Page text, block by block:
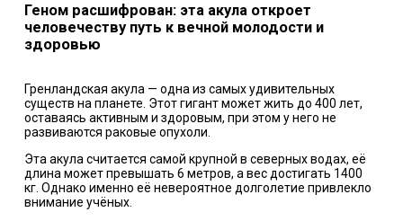
Геном расшифрован: эта акула откроет
человечеству путь к вечной молодости и
здоровью
Гренландская акула — одна из самых удивительных
существ на планете. Этот гигант может жить до 400 лет,
оставаясь активным и здоровым, при этом у него не
развиваются раковые опухоли.
Эта акула считается самой крупной в северных водах, её
длина может превышать 6 метров, а вес достигать 1400
кг. Однако именно её невероятное долголетие привлекло
внимание учёных.